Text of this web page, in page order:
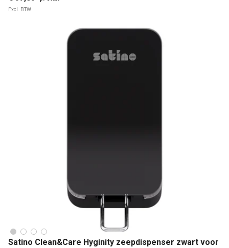
Excl. BTW
Satino Clean&Care Hyginity zeepdispenser zwart voor